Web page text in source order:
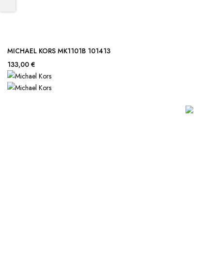
MICHAEL KORS MK1101B 101413
133,00 €